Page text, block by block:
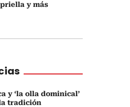
y más
y ‘la olla dominical’
tradición